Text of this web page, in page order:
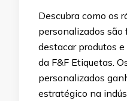
Descubra como os
personalizados
destacar produtos
da F&F Etiquetas.
personalizados
estratégico na